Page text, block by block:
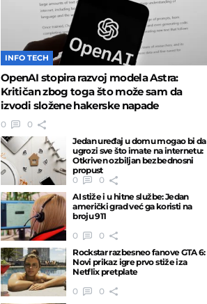
INFO TECH
OpenAI stopira razvoj modela Astra:
Kritičan zbog toga što može sam da
izvodi složene hakerske napade
0
0
Jedan uređaj u domu mogao bi da
ugrozi sve što imate na internetu:
Otkriven ozbiljan bezbednosni
propust
0
0
AI stiže i u hitne službe: Jedan
američki grad već ga koristi na
broju 911
0
0
Rockstar razbesneo fanove GTA 6:
Novi prikaz igre prvo stiže iza
Netflix pretplate
0
0